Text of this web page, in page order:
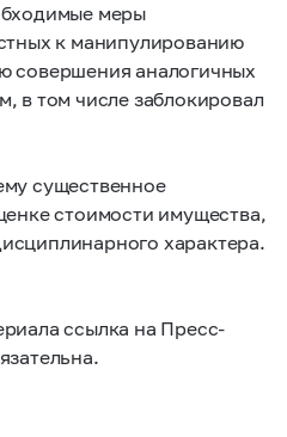
меры
к манипулированию
совершения аналогичных
в том числе заблокировал
существенное
стоимости имущества,
характера.
ссылка на Пресс-